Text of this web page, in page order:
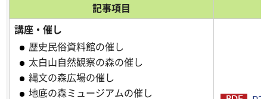
記事項目
講座・催し
歴史民俗資料館の催し
太白山自然観察の森の催し
縄文の森広場の催し
地底の森ミュージアムの催し